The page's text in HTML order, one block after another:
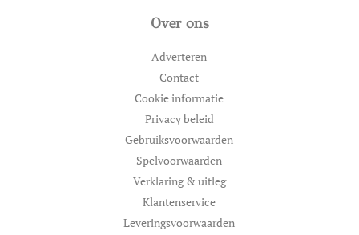
Over ons
Adverteren
Contact
Cookie informatie
Privacy beleid
Gebruiksvoorwaarden
Spelvoorwaarden
Verklaring & uitleg
Klantenservice
Leveringsvoorwaarden